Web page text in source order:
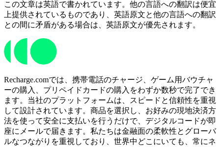
この文章は英語で書かれています。他の言語への翻訳は便宜
上提供されているものであり、英語原文と他の言語への翻訳
との間に矛盾がある場合は、英語原文が優先されます。
Recharge.comでは、携帯電話のチャージ、ゲーム用バウチャ
ーの購入、プリペイドカードの購入をわずか数秒で完了でき
ます。当社のプラットフォームは、スピードと信頼性を重視
して設計されています。商品を選択し、お好みの現地決済方
法を使って安全に支払いを行うだけで、デジタルコードが即
座にメールで届きます。私たちは金融面の柔軟性とグローバ
ルなつながりを重視しており、世界中どこにいても、常にネ